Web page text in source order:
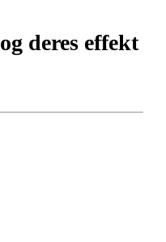
deres effekt